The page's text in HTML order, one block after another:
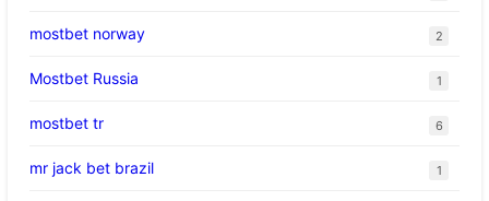
mostbet norway 2
Mostbet Russia 1
mostbet tr 6
mr jack bet brazil 1